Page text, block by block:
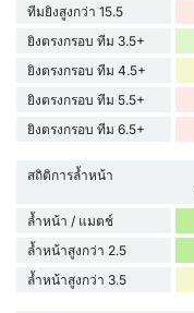
ทีมยิงสูงกว่า 15.5
ยิงตรงกรอบ ทีม 3.5+
ยิงตรงกรอบ ทีม 4.5+
ยิงตรงกรอบ ทีม 5.5+
ยิงตรงกรอบ ทีม 6.5+
สถิติการล้ำหน้า
ล้ำหน้า / แมตช์
ล้ำหน้าสูงกว่า 2.5
ล้ำหน้าสูงกว่า 3.5